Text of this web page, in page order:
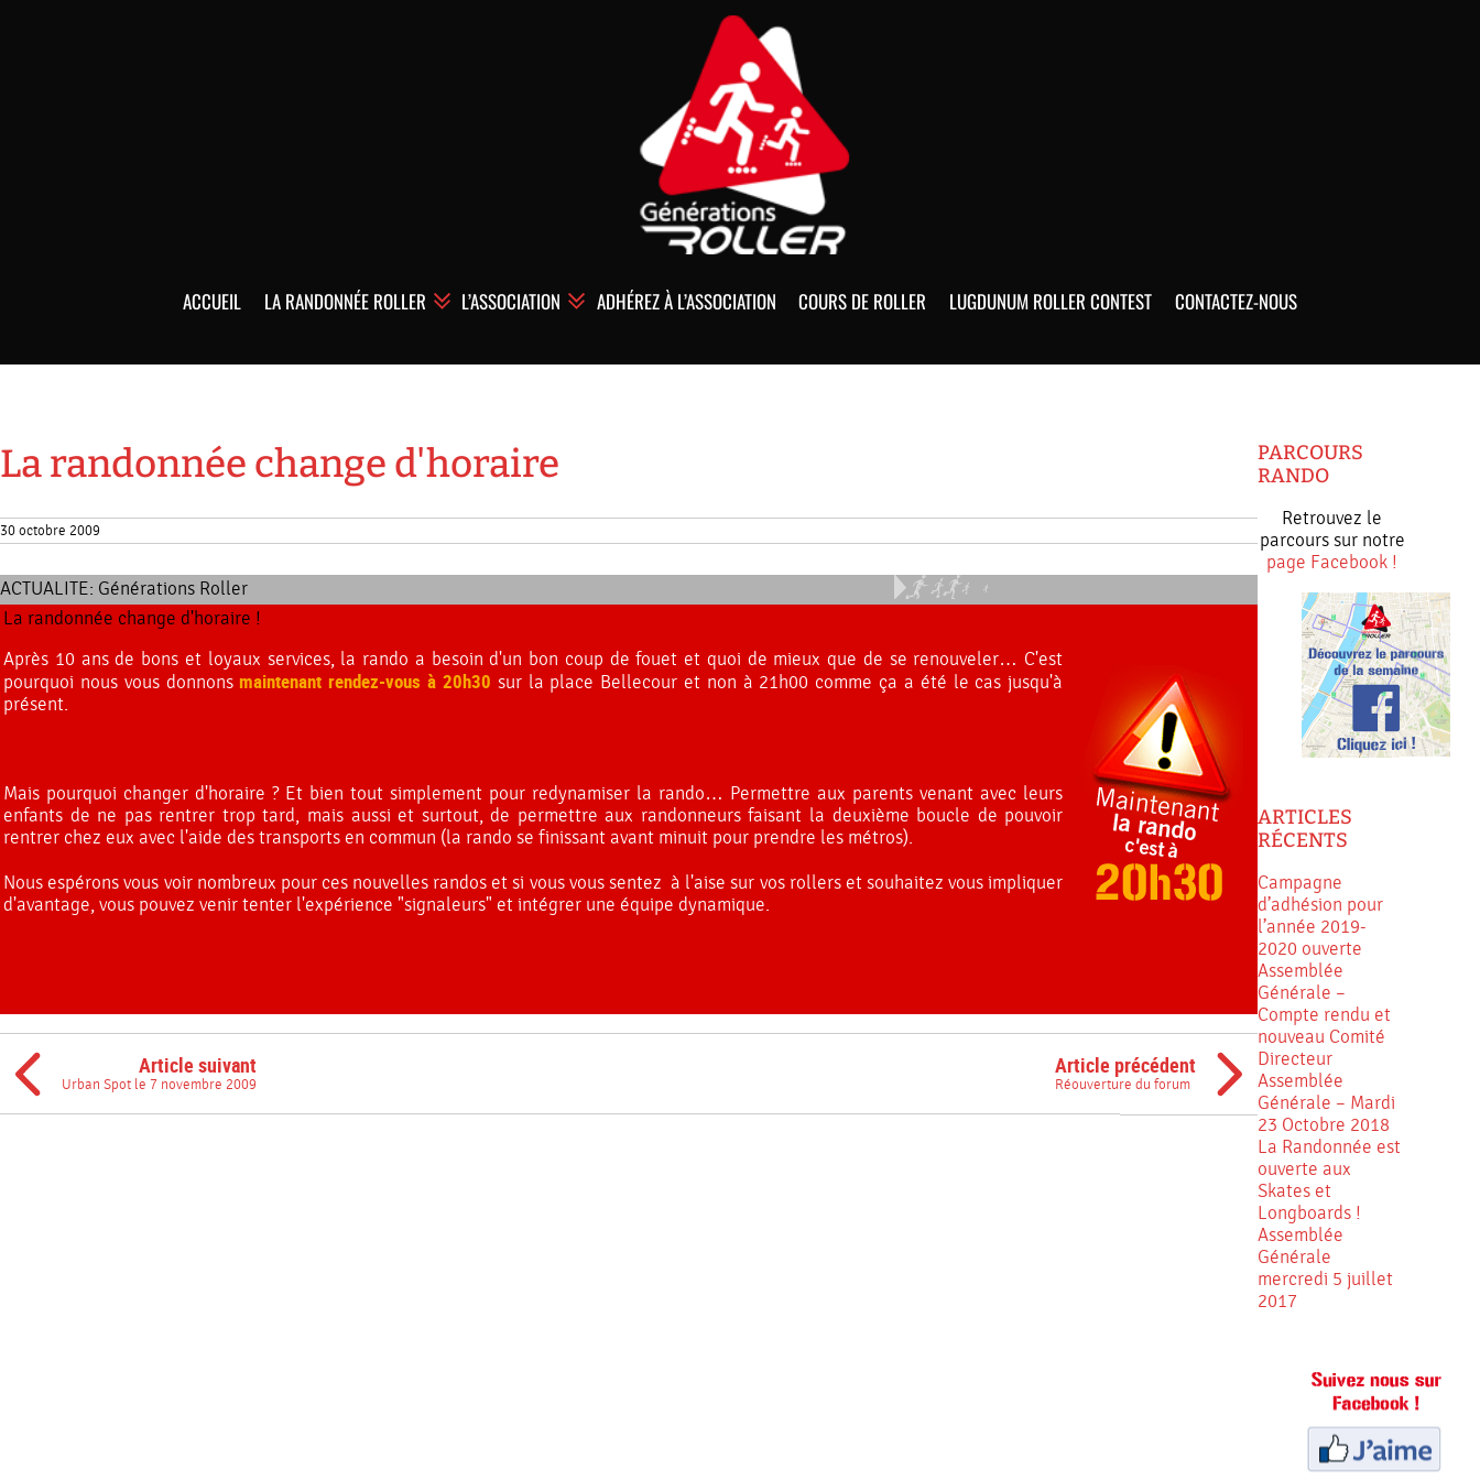
ACCUEIL LA RANDONNÉE ROLLER L’ASSOCIATION ADHÉREZ À L’ASSOCIATION COURS DE ROLLER LUGDUNUM ROLLER CONTEST CONTACTEZ-NOUS
La randonnée change d'horaire
30 octobre 2009
ACTUALITE: Générations Roller
La randonnée change d'horaire !
Après 10 ans de bons et loyaux services, la rando a besoin d'un bon coup de fouet et quoi de mieux que de se renouveler… C'est
pourquoi nous vous donnons maintenant rendez-vous à 20h30 sur la place Bellecour et non à 21h00 comme ça a été le cas jusqu'à
présent.
Mais pourquoi changer d'horaire ? Et bien tout simplement pour redynamiser la rando… Permettre aux parents venant avec leurs
enfants de ne pas rentrer trop tard, mais aussi et surtout, de permettre aux randonneurs faisant la deuxième boucle de pouvoir
rentrer chez eux avec l'aide des transports en commun (la rando se finissant avant minuit pour prendre les métros).
Nous espérons vous voir nombreux pour ces nouvelles randos et si vous vous sentez à l'aise sur vos rollers et souhaitez vous impliquer
d'avantage, vous pouvez venir tenter l'expérience "signaleurs" et intégrer une équipe dynamique.
Article suivant
Urban Spot le 7 novembre 2009
Article précédent
Réouverture du forum
PARCOURS
RANDO
Retrouvez le
parcours sur notre
page Facebook !
ARTICLES
RÉCENTS
Campagne
d’adhésion pour
l’année 2019-
2020 ouverte
Assemblée
Générale –
Compte rendu et
nouveau Comité
Directeur
Assemblée
Générale – Mardi
23 Octobre 2018
La Randonnée est
ouverte aux
Skates et
Longboards !
Assemblée
Générale
mercredi 5 juillet
2017